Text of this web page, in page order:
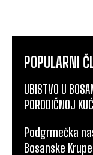
POPULARNI
UBISTVO U
PORODIČNOJ
Podgrmečka
Bosanske Krupe